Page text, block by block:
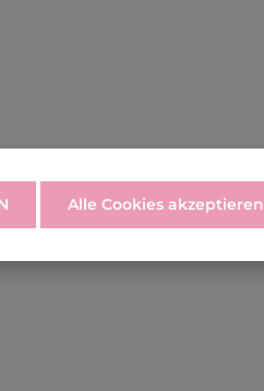
Alle Cookies akzeptieren